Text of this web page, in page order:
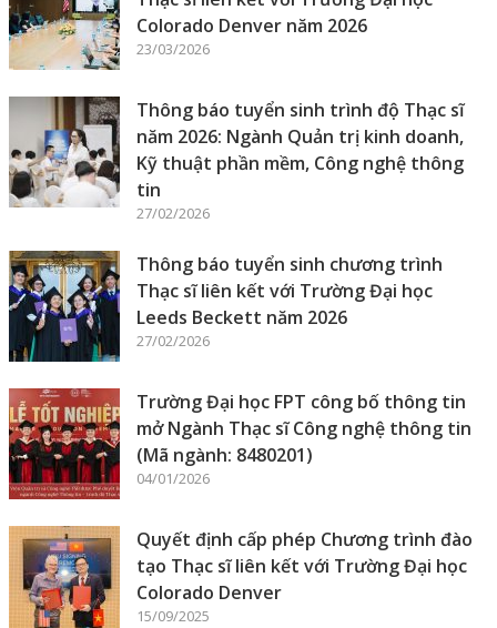
Colorado Denver năm 2026
23/03/2026
Thông báo tuyển sinh trình độ Thạc sĩ
năm 2026: Ngành Quản trị kinh doanh,
Kỹ thuật phần mềm, Công nghệ thông
tin
27/02/2026
Thông báo tuyển sinh chương trình
Thạc sĩ liên kết với Trường Đại học
Leeds Beckett năm 2026
27/02/2026
Trường Đại học FPT công bố thông tin
mở Ngành Thạc sĩ Công nghệ thông tin
(Mã ngành: 8480201)
04/01/2026
Quyết định cấp phép Chương trình đào
tạo Thạc sĩ liên kết với Trường Đại học
Colorado Denver
15/09/2025